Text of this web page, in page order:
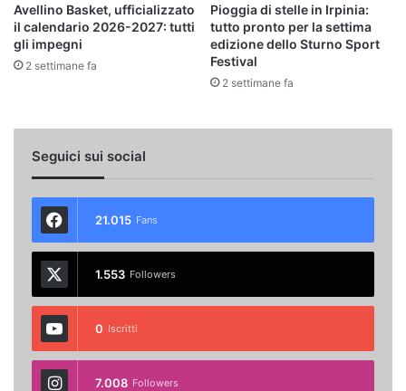
Avellino Basket, ufficializzato
il calendario 2026-2027: tutti
gli impegni
2 settimane fa
Pioggia di stelle in Irpinia:
tutto pronto per la settima
edizione dello Sturno Sport
Festival
2 settimane fa
Seguici sui social
21.015 Fans
1.553 Followers
0 Iscritti
7.008 Followers